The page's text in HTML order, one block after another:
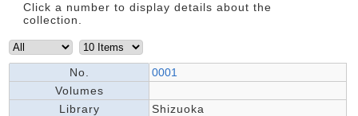
Click a number to display details about the
collection.
No.
0001
Volumes
Library
Shizuoka